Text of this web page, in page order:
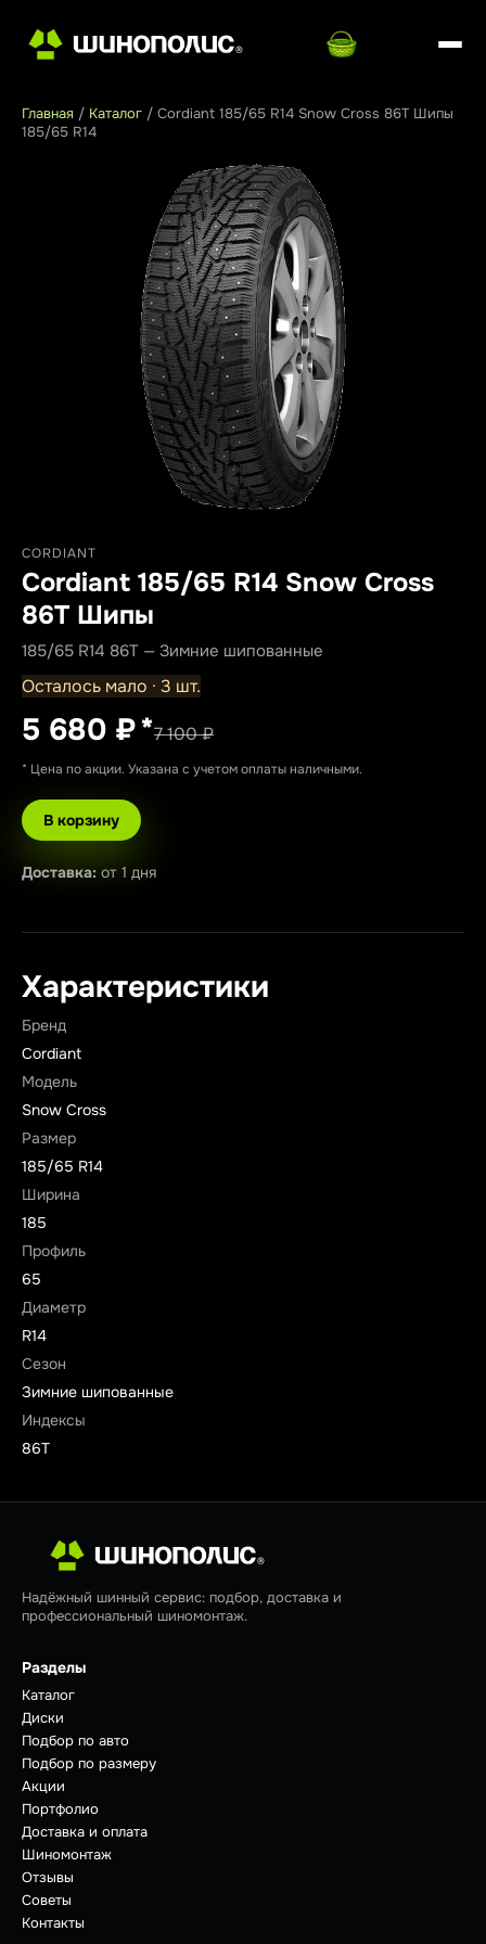
Главная / Каталог / Cordiant 185/65 R14 Snow Cross 86T Шипы
185/65 R14
CORDIANT
Cordiant 185/65 R14 Snow Cross
86T Шипы
185/65 R14 86T — Зимние шипованные
Осталось мало · 3 шт.
5 680 ₽*7 100 ₽
* Цена по акции. Указана с учетом оплаты наличными.
В корзину
Доставка: от 1 дня
Характеристики
Бренд
Cordiant
Модель
Snow Cross
Размер
185/65 R14
Ширина
185
Профиль
65
Диаметр
R14
Сезон
Зимние шипованные
Индексы
86T
Надёжный шинный сервис: подбор, доставка и
профессиональный шиномонтаж.
Разделы
Каталог
Диски
Подбор по авто
Подбор по размеру
Акции
Портфолио
Доставка и оплата
Шиномонтаж
Отзывы
Советы
Контакты